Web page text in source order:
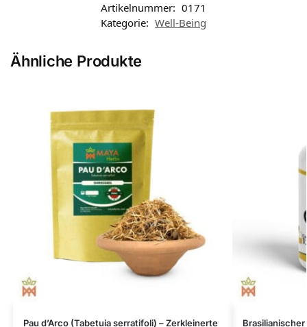
Artikelnummer: 0171
Kategorie: Well-Being
Ähnliche Produkte
Pau d’Arco (Tabetuia serratifoli) – Zerkleinerte